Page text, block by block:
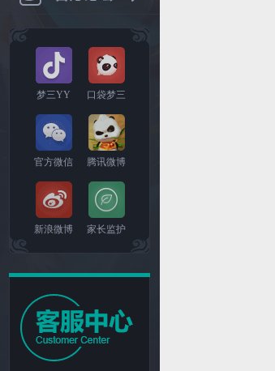
梦三YY 口袋梦三
官方微信 腾讯微博
新浪微博 家长监护